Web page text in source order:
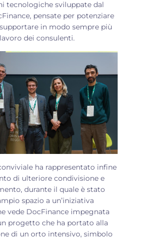
tecnologiche sviluppate dal
pensate per potenziare
in modo sempre più
dei consulenti.
ha rappresentato infine
di ulteriore condivisione e
durante il quale è stato
spazio a un’iniziativa
vede DocFinance impegnata
progetto che ha portato alla
di un orto intensivo, simbolo